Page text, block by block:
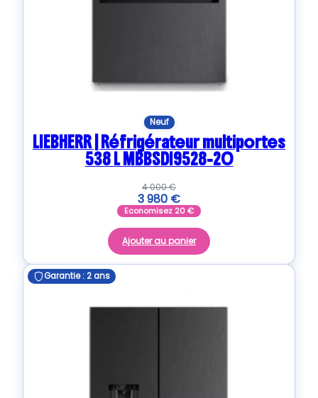
Neuf
LIEBHERR | Réfrigérateur multiportes
538 L MBBSDI9528-20
4 000€
3 980 €
Economisez 20€
Ajouter au panier
Garantie : 2 ans